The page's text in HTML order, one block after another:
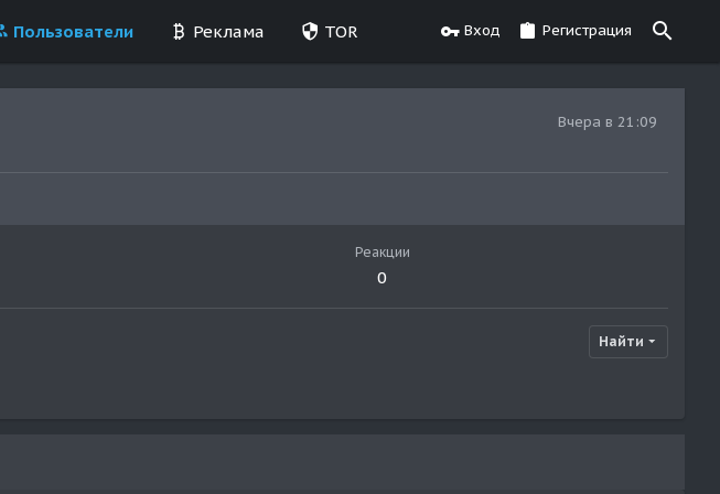
Пользователи Реклама TOR Вход Регистрация
Вчера в 21:09
Реакции
0
Найти